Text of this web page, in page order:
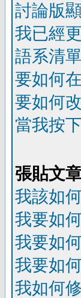
討論版
我已經
語系清
要如何
要如何
當我按
張貼文
我該如
我要如
我要如
我要如
我如何